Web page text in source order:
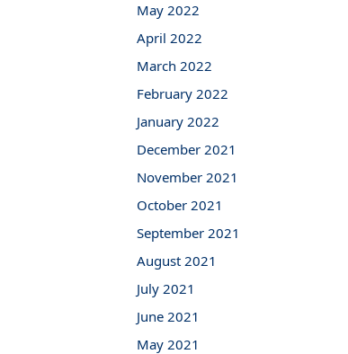
May 2022
April 2022
March 2022
February 2022
January 2022
December 2021
November 2021
October 2021
September 2021
August 2021
July 2021
June 2021
May 2021